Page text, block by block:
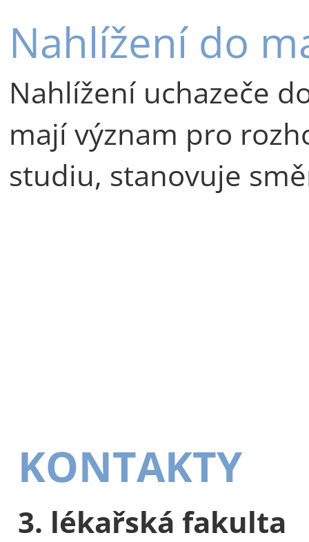
Nahlížení do
Nahlížení uchazeče
mají význam pro
studiu, stanovuje
KONTAKTY
3. lékařská fakulta